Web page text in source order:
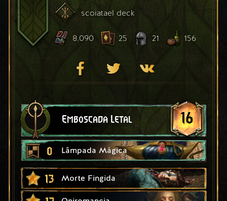
scoiatael deck
8.090 25 21 156
Emboscada Letal 16
0 Lâmpada Mágica
13 Morte Fingida